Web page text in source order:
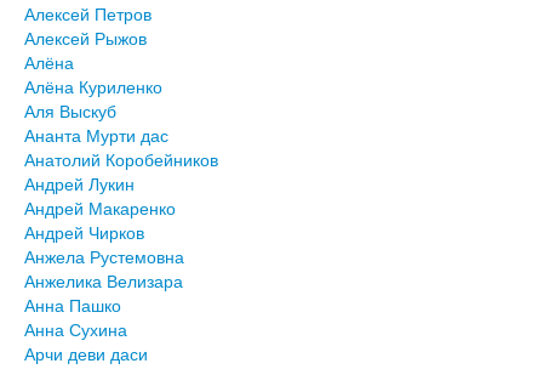
Алексей Петров
Алексей Рыжов
Алёна
Алёна Куриленко
Аля Выскуб
Ананта Мурти дас
Анатолий Коробейников
Андрей Лукин
Андрей Макаренко
Андрей Чирков
Анжела Рустемовна
Анжелика Велизара
Анна Пашко
Анна Сухина
Арчи деви даси